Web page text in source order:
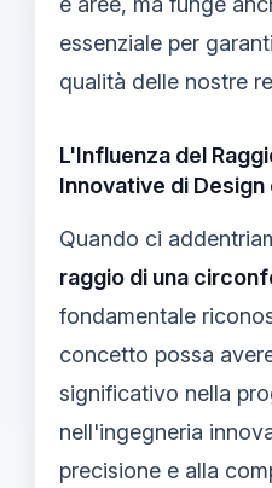
essenziale per
qualità delle nostre
L'Influenza del
Innovative di Design
Quando ci
raggio di una
fondamentale
concetto possa
significativo nella
nell'ingegneria
precisione e alla